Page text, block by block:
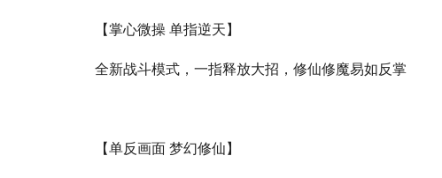
【掌心微操 单指逆天】
全新战斗模式，一指释放大招，修仙修魔易如反掌
【单反画面 梦幻修仙】